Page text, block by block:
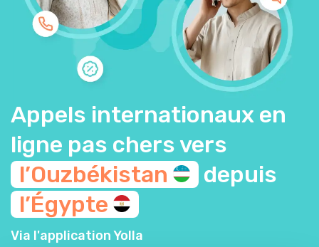
Appels internationaux en
ligne pas chers vers
l’Ouzbékistan
depuis
l’Égypte
Via l'application Yolla